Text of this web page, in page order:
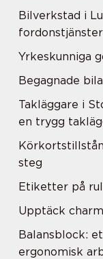
Bilverkstad i
fordonstjänster
Yrkeskunniga
Begagnade
Takläggare i
en trygg
steg
Etiketter på
Upptäck
Balansblock:
ergonomisk